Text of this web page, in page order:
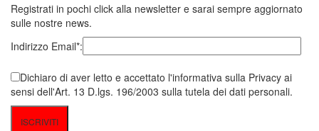
Registrati in pochi click alla newsletter e sarai sempre aggiornato
sulle nostre news.
Indirizzo Email*:
Dichiaro di aver letto e accettato l'informativa sulla Privacy ai
sensi dell'Art. 13 D.lgs. 196/2003 sulla tutela dei dati personali.